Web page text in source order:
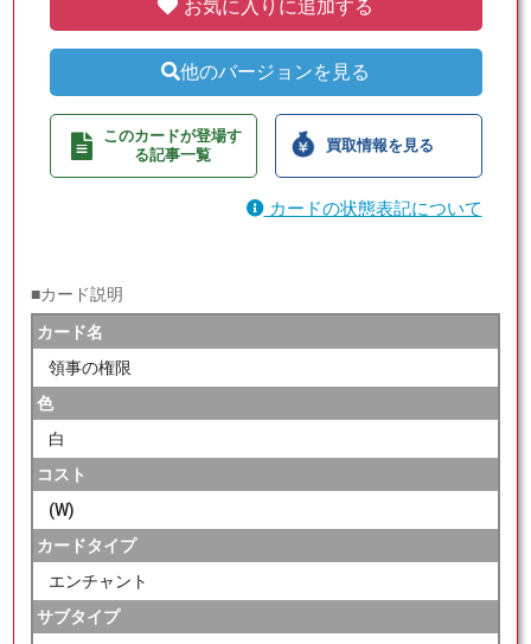
お気に入りに追加する
他のバージョンを見る
このカードが登場す
る記事一覧
買取情報を見る
カードの状態表記について
■カード説明
カード名
領事の権限
色
白
コスト
(W)
カードタイプ
エンチャント
サブタイプ